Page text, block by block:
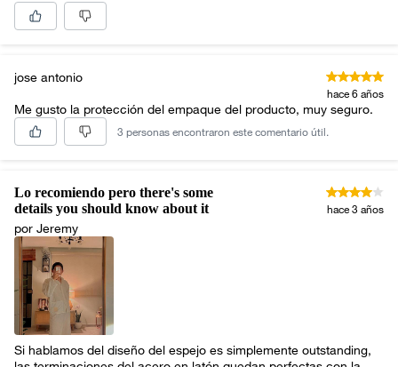
jose antonio
hace 6 años
Me gusto la protección del empaque del producto, muy seguro.
3 personas encontraron este comentario útil.
Lo recomiendo pero there's some
details you should know about it
por Jeremy
hace 3 años
Si hablamos del diseño del espejo es simplemente outstanding,